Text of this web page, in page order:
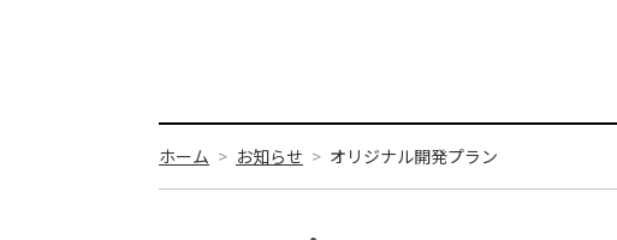
ホーム お知らせ オリジナル開発プラン